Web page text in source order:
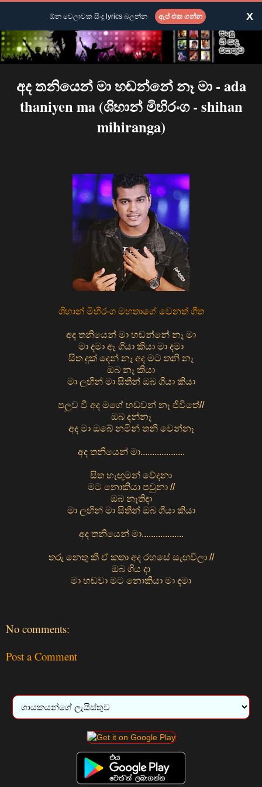
අද තනියෙන් මා හඬන්නේ නෑ මා - ada
thaniyen ma (ශිහාන් මිහිරංග - shihan
mihiranga)
ශිහාන් මිහිරංග මහතාගේ වෙනත් ගීත
අද තනියෙන් මා හඬන්නේ නෑ මා
මා දමා ඈ ගියා කියා මා දමා
සිත දුක් දෙන් නෑ අද මට තනි නෑ
ඔබ නෑ කියා
මා ලඟින් මා සිතින් ඔබ ගියා කියා
පලුව වී අද මගේ හඩවන් නෑ ජීවිතේ//
ඔබ දන්නෑ
අද මා ඔබේ නමින් තනි වෙන්නෑ
අද තනියෙන් මා...................
සිත හැඟුමන් වේදනා
මට නොකියා පවුනා //
ඔබ නෑතිදා
මා ලඟින් මා සිතින් ඔබ ගියා කියා
අද තනියෙන් මා..................
තරු නෙතු කී ඒ කතා අද රහසේ සැඟවිලා //
ඔබ ගිය දා
මා හඬවා මට නොකියා මා දමා
No comments:
Post a Comment
ඕන වෙලාවක සිංදු lyrics බලන්න ඇප් එක ගන්න X